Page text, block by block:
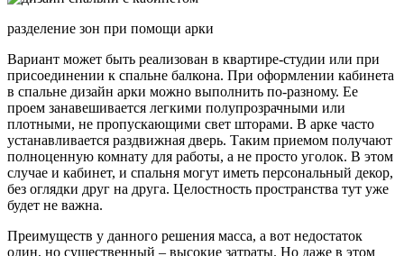
разделение зон при помощи арки
Вариант может быть реализован в квартире-студии или при
присоединении к спальне балкона. При оформлении кабинета
в спальне дизайн арки можно выполнить по-разному. Ее
проем занавешивается легкими полупрозрачными или
плотными, не пропускающими свет шторами. В арке часто
устанавливается раздвижная дверь. Таким приемом получают
полноценную комнату для работы, а не просто уголок. В этом
случае и кабинет, и спальня могут иметь персональный декор,
без оглядки друг на друга. Целостность пространства тут уже
будет не важна.
Преимуществ у данного решения масса, а вот недостаток
один, но существенный – высокие затраты. Но даже в этом